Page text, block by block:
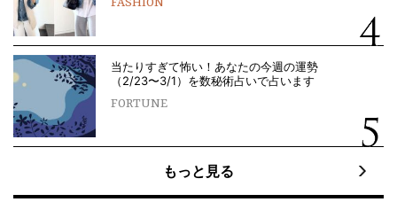
当たりすぎて怖い！あなたの今週の運勢
（2/23〜3/1）を数秘術占いで占います
FORTUNE
もっと見る